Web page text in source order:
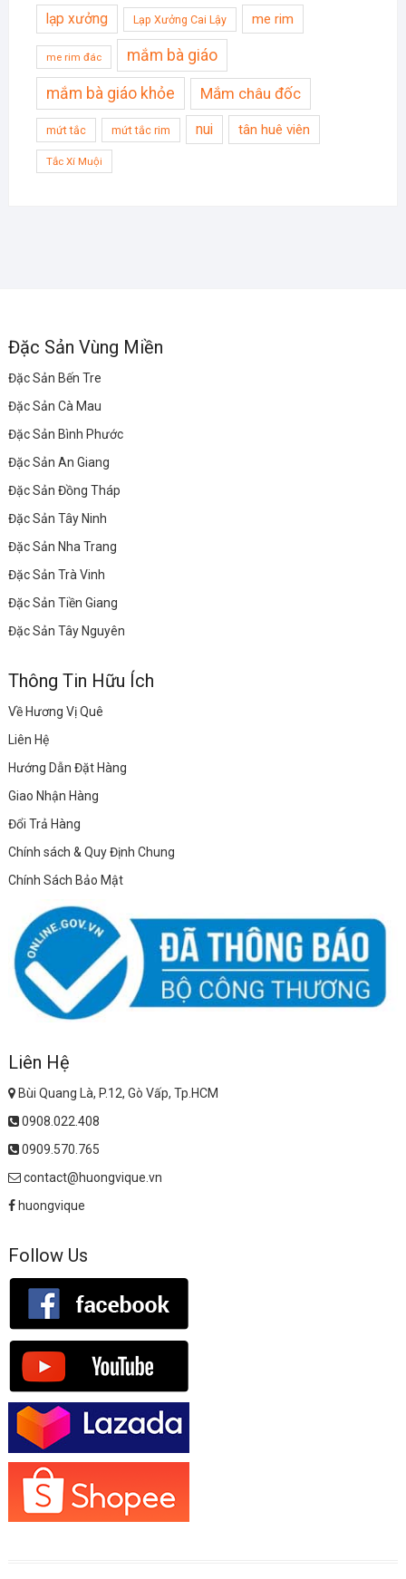
lạp xưởng Lạp Xưởng Cai Lậy me rim
me rim đác mắm bà giáo
mắm bà giáo khỏe Mắm châu đốc
mứt tắc mứt tắc rim nui tân huê viên
Tắc Xí Muội
Đặc Sản Vùng Miền
Đặc Sản Bến Tre
Đặc Sản Cà Mau
Đặc Sản Bình Phước
Đặc Sản An Giang
Đặc Sản Đồng Tháp
Đặc Sản Tây Ninh
Đặc Sản Nha Trang
Đặc Sản Trà Vinh
Đặc Sản Tiền Giang
Đặc Sản Tây Nguyên
Thông Tin Hữu Ích
Về Hương Vị Quê
Liên Hệ
Hướng Dẫn Đặt Hàng
Giao Nhận Hàng
Đổi Trả Hàng
Chính sách & Quy Định Chung
Chính Sách Bảo Mật
Liên Hệ
Bùi Quang Là, P.12, Gò Vấp, Tp.HCM
0908.022.408
0909.570.765
contact@huongvique.vn
huongvique
Follow Us